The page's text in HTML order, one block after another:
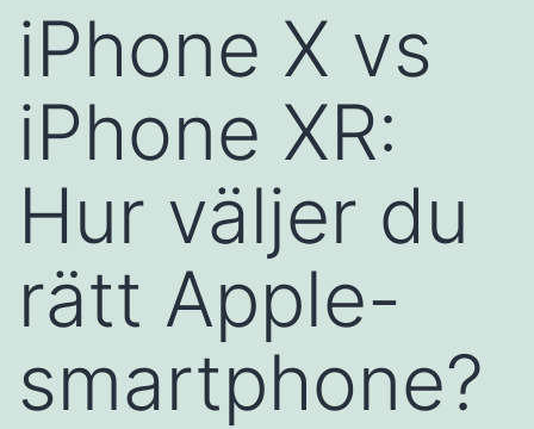
iPhone X vs
iPhone XR:
Hur väljer du
rätt Apple-
smartphone?